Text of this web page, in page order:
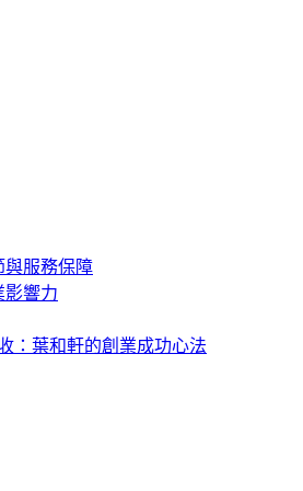
與服務保障
影響力
：葉和軒的創業成功心法